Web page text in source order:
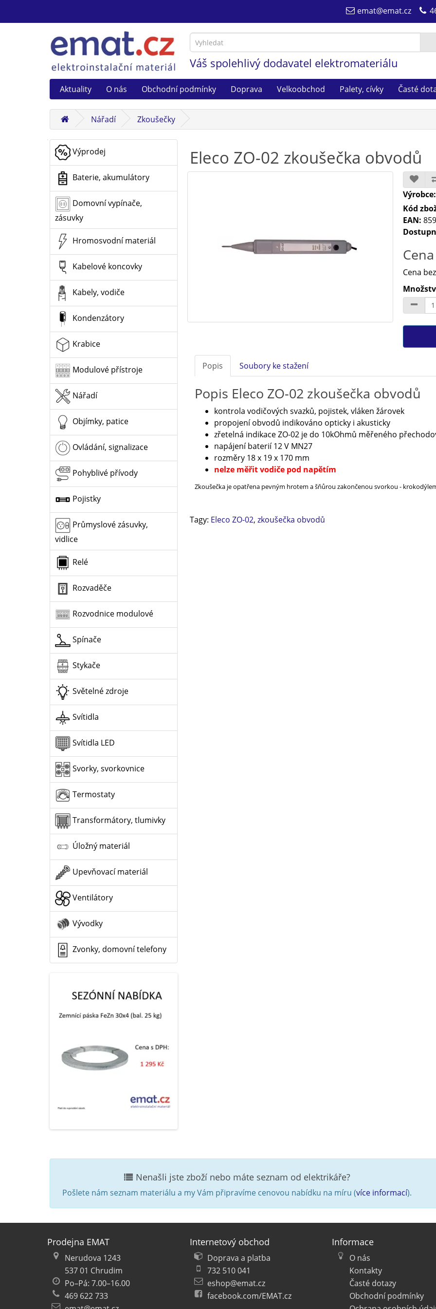
emat@emat.cz
Váš spolehlivý dodavatel elektromateriálu
Aktuality O nás Obchodní podmínky Doprava Velkoobchod Palety, cívky Časté
Nářadí Zkoušečky
Výprodej
Baterie, akumulátory
Domovní vypínače,
zásuvky
Hromosvodní materiál
Kabelové koncovky
Kabely, vodiče
Kondenzátory
Krabice
Modulové přístroje
Nářadí
Objímky, patice
Ovládání, signalizace
Pohyblivé přívody
Pojistky
Průmyslové zásuvky,
vidlice
Relé
Rozvaděče
Rozvodnice modulové
Spínače
Stykače
Světelné zdroje
Svítidla
Svítidla LED
Svorky, svorkovnice
Termostaty
Transformátory, tlumivky
Úložný materiál
Upevňovací materiál
Ventilátory
Vývodky
Zvonky, domovní telefony
Eleco ZO-02 zkoušečka obvodů
Výrobce:
Kód
EAN:
Cena
Popis Soubory ke stažení
Popis Eleco ZO-02 zkoušečka obvodů
kontrola vodičových svazků, pojistek, vláken žárovek
propojení obvodů indikováno opticky i akusticky
zřetelná indikace ZO-02 je do 10kOhmů měřeného
napájení baterií 12 V MN27
rozměry 18 x 19 x 170 mm
nelze měřit vodiče pod napětím
Zkoušečka je opatřena pevným hrotem a šňůrou zakončenou svorkou -
Tagy: Eleco ZO-02, zkoušečka obvodů
Nenašli jste zboží nebo máte seznam od elektrikáře?
Pošlete nám seznam materiálu a my Vám připravíme cenovou nabídku na míru (více informací).
Prodejna EMAT
Nerudova 1243
537 01 Chrudim
Po–Pá: 7.00–16.00
469 622 733
Internetový obchod
Doprava a platba
732 510 041
eshop@emat.cz
facebook.com/EMAT.cz
Informace
O nás
Kontakty
Časté dotazy
Obchodní podmínky